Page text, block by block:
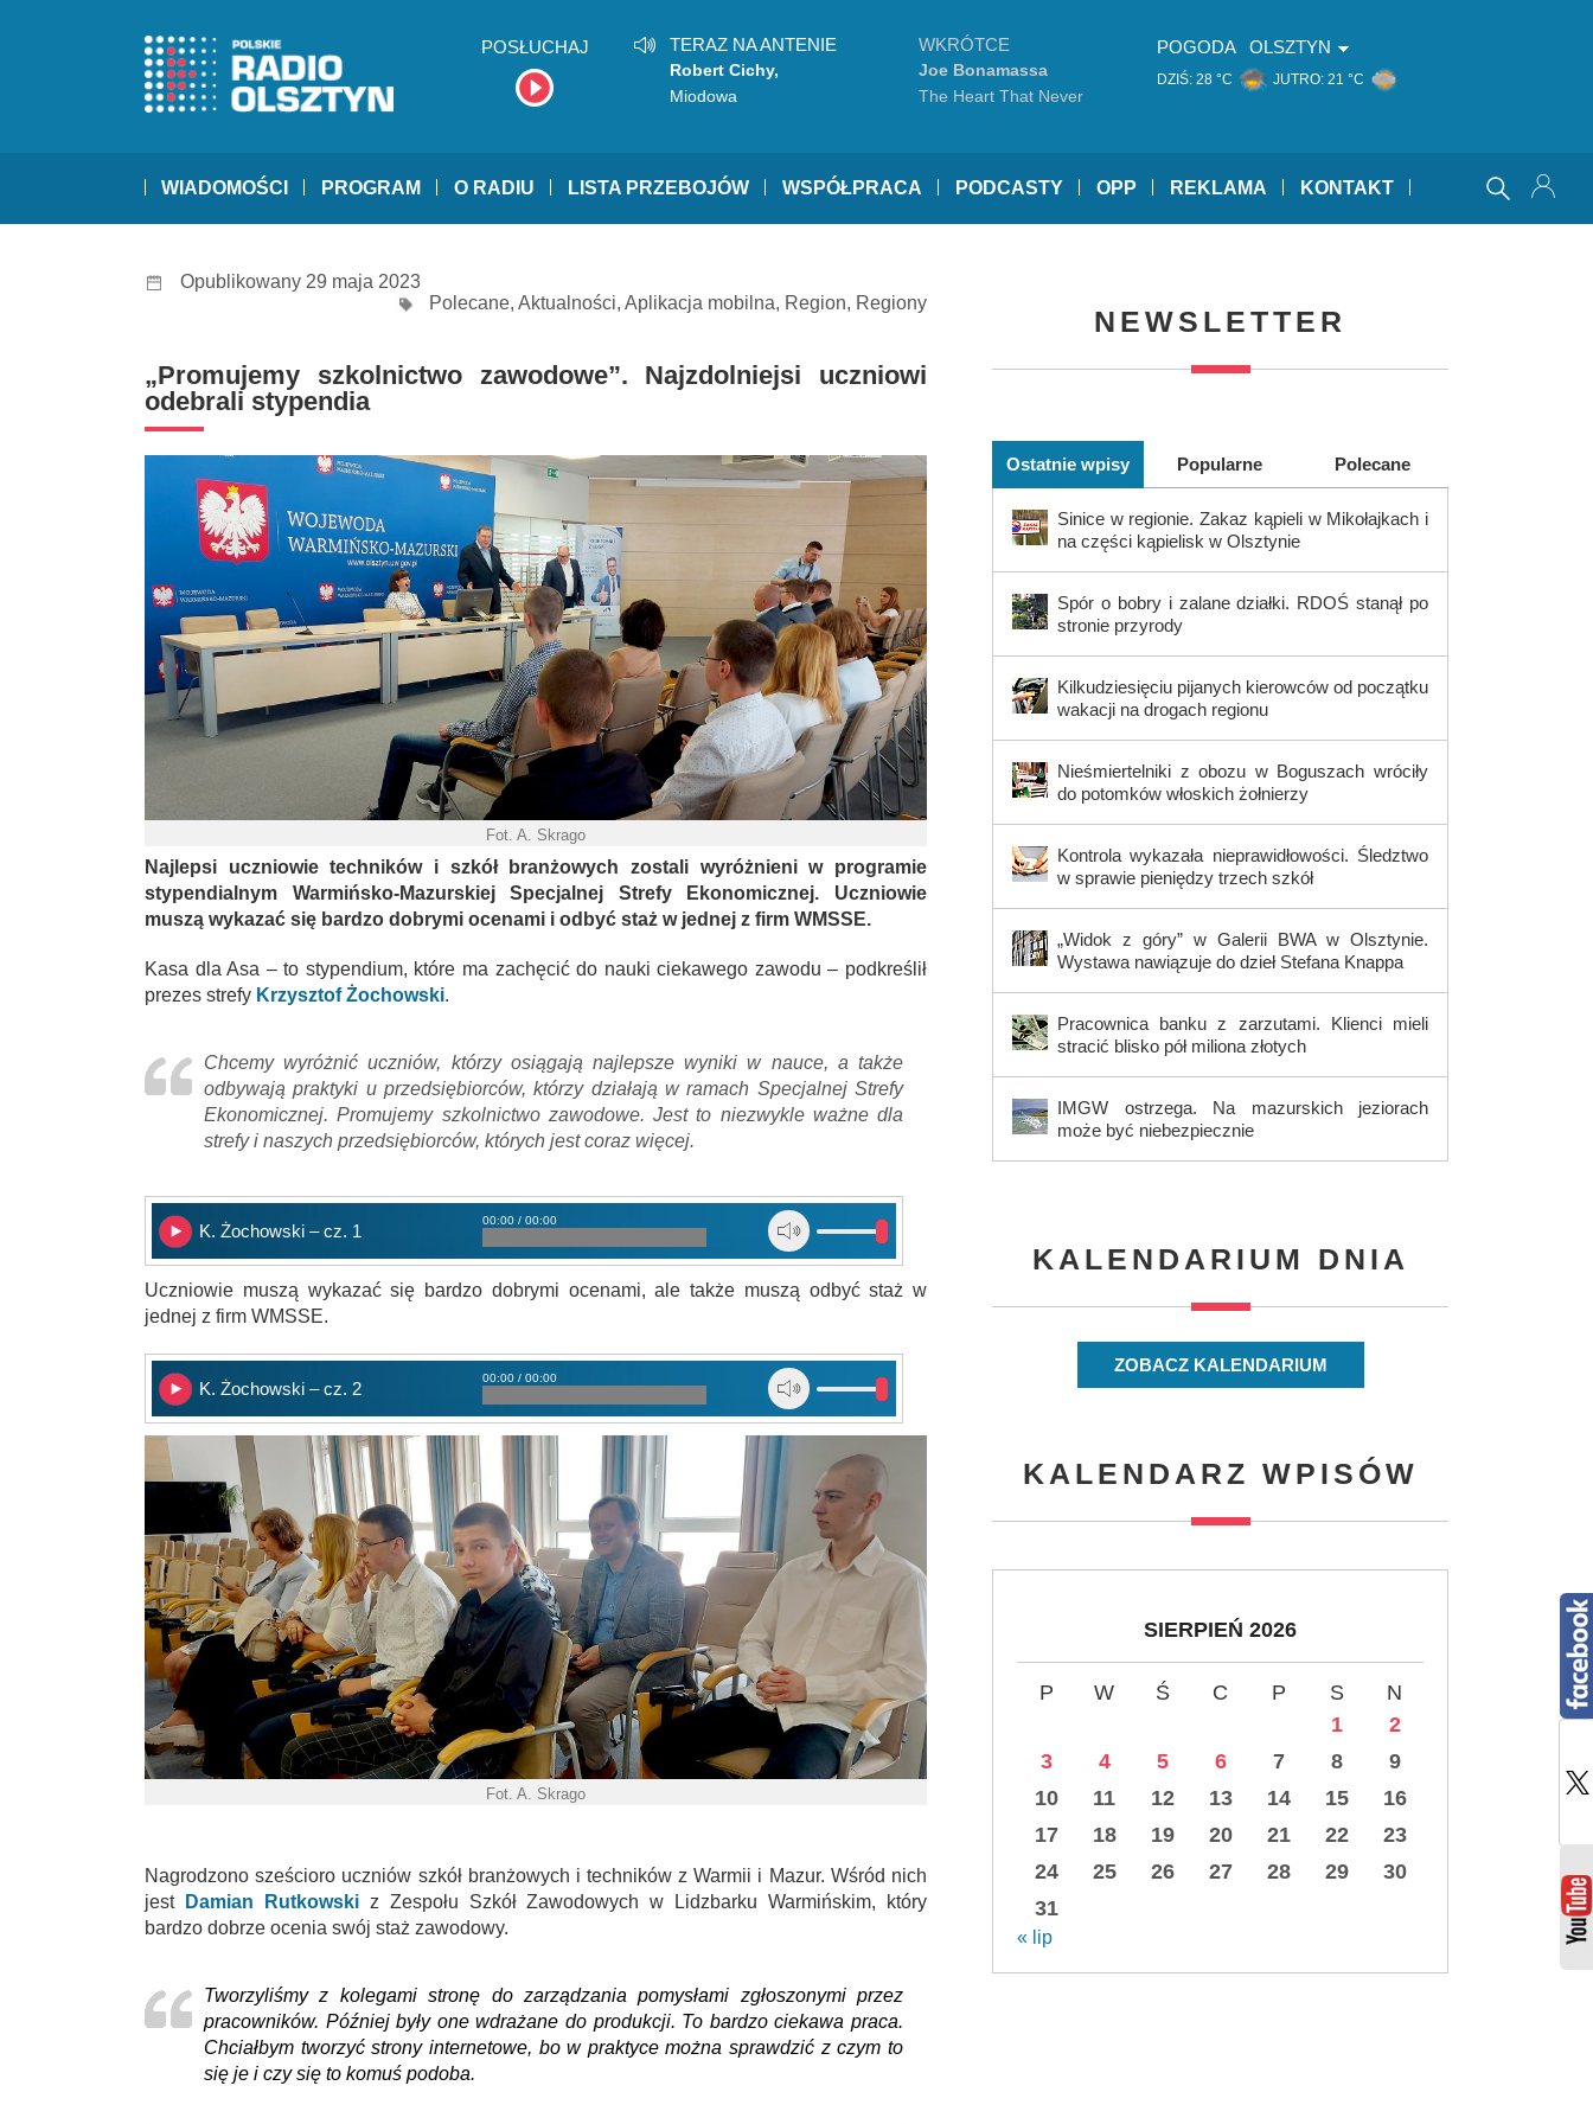
POSŁUCHAJ TERAZ NA ANTENIE
Robert Cichy,
Baranovski
Miodowa
WKRÓTCE
Joe Bonamassa
The Heart That Never
POGODA OLSZTYN
DZIŚ: 28 °C JUTRO: 21 °C
WIADOMOŚCI PROGRAM O RADIU LISTA PRZEBOJÓW WSPÓŁPRACA PODCASTY OPP REKLAMA KONTAKT
Opublikowany 29 maja 2023
Polecane, Aktualności, Aplikacja mobilna, Region, Regiony
„Promujemy szkolnictwo zawodowe”. Najzdolniejsi uczniowi
odebrali stypendia
Fot. A. Skrago
Najlepsi uczniowie techników i szkół branżowych zostali wyróżnieni w programie
stypendialnym Warmińsko-Mazurskiej Specjalnej Strefy Ekonomicznej. Uczniowie
muszą wykazać się bardzo dobrymi ocenami i odbyć staż w jednej z firm WMSSE.
Kasa dla Asa – to stypendium, które ma zachęcić do nauki ciekawego zawodu – podkreślił
prezes strefy Krzysztof Żochowski.
Chcemy wyróżnić uczniów, którzy osiągają najlepsze wyniki w nauce, a także
odbywają praktyki u przedsiębiorców, którzy działają w ramach Specjalnej Strefy
Ekonomicznej. Promujemy szkolnictwo zawodowe. Jest to niezwykle ważne dla
strefy i naszych przedsiębiorców, których jest coraz więcej.
K. Żochowski – cz. 1
00:00 / 00:00
Uczniowie muszą wykazać się bardzo dobrymi ocenami, ale także muszą odbyć staż w
jednej z firm WMSSE.
K. Żochowski – cz. 2
00:00 / 00:00
Fot. A. Skrago
Nagrodzono sześcioro uczniów szkół branżowych i techników z Warmii i Mazur. Wśród nich
jest
Damian Rutkowski z Zespołu Szkół Zawodowych w Lidzbarku Warmińskim, który
bardzo dobrze ocenia swój staż zawodowy.
Tworzyliśmy z kolegami stronę do zarządzania pomysłami zgłoszonymi przez
pracowników. Później były one wdrażane do produkcji. To bardzo ciekawa praca.
Chciałbym tworzyć strony internetowe, bo w praktyce można sprawdzić z czym to
się je i czy się to komuś podoba.
NEWSLETTER
Ostatnie wpisy Popularne Polecane
Sinice w regionie. Zakaz kąpieli w Mikołajkach i
na części kąpielisk w Olsztynie
Spór o bobry i zalane działki. RDOŚ stanął po
stronie przyrody
Kilkudziesięciu pijanych kierowców od początku
wakacji na drogach regionu
Nieśmiertelniki z obozu w Boguszach wróciły
do potomków włoskich żołnierzy
Kontrola wykazała nieprawidłowości. Śledztwo
w sprawie pieniędzy trzech szkół
„Widok z góry” w Galerii BWA w Olsztynie.
Wystawa nawiązuje do dzieł Stefana Knappa
Pracownica banku z zarzutami. Klienci mieli
stracić blisko pół miliona złotych
IMGW ostrzega. Na mazurskich jeziorach
może być niebezpiecznie
KALENDARIUM DNIA
ZOBACZ KALENDARIUM
KALENDARZ WPISÓW
SIERPIEŃ 2026
P W Ś C P S
N
1
2
3
4 5 6 7 8
9
10
11 12 13 14 15
16
17
18 19 20 21 22
23
24
25 26 27 28 29
30
31
« lip